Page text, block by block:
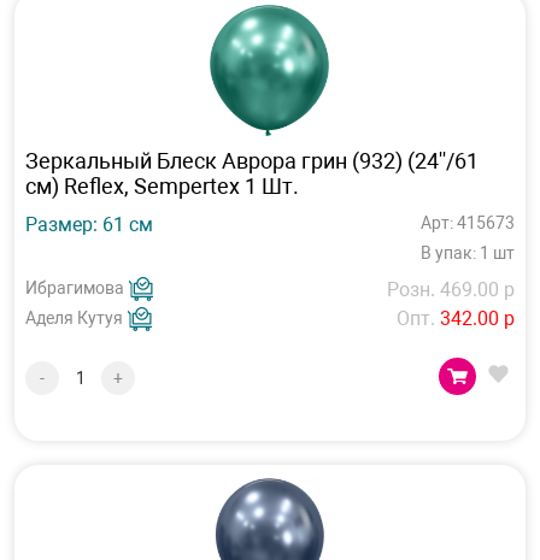
Зеркальный Блеск Аврора грин (932) (24''/61
см) Reflex, Sempertex 1 Шт.
Размер: 61 см
Арт: 415673
В упак: 1 шт
Ибрагимова
Аделя Кутуя
Розн. 469.00 р
Опт. 342.00 р
- +